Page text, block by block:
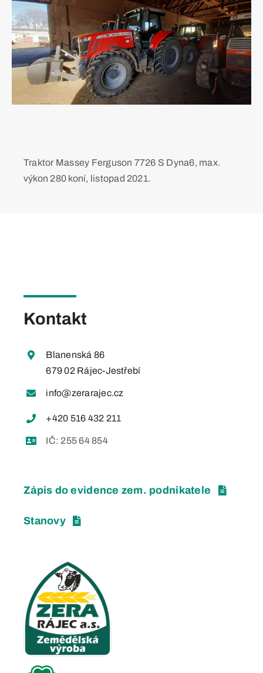
Kontakt
Traktor Massey Ferguson 7726 S Dyna6, max.
výkon 280 koní, listopad 2021.
Kontakt
Blanenská 86
679 02 Rájec-Jestřebí
info@zerarajec.cz
+420 516 432 211
IČ: 255 64 854
Zápis do evidence zem. podnikatele
Stanovy